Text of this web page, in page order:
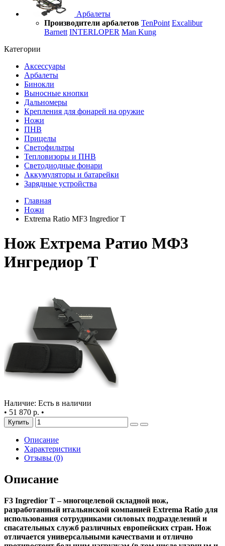
Арбалеты
Производители арбалетов TenPoint Excalibur
Barnett INTERLOPER Man Kung
Категории
Аксессуары
Арбалеты
Бинокли
Выносные кнопки
Дальномеры
Крепления для фонарей на оружие
Ножи
ПНВ
Прицелы
Светофильтры
Тепловизоры и ПНВ
Светодиодные фонари
Аккумуляторы и батарейки
Зарядные устройства
Главная
Ножи
Extrema Ratio MF3 Ingredior T
Нож Ехтрема Ратио МФ3
Ингредиор Т
Наличие: Есть в наличии
• 51 870 р. •
Купить
Описание
Характеристики
Отзывы (0)
Описание
F3 Ingredior T – многоцелевой складной нож,
разработанный итальянской компанией Extrema Ratio для
использования сотрудниками силовых подразделений и
спасательных служб различных европейских стран. Нож
отличается универсальными качествами и отлично